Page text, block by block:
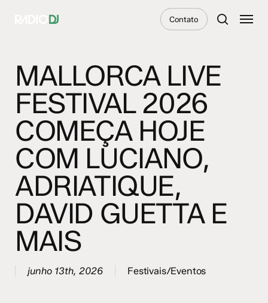
Contato
search
Menu
MALLORCA LIVE
FESTIVAL 2026
COMEÇA HOJE
COM LUCIANO,
ADRIATIQUE,
DAVID GUETTA E
MAIS
junho 13th, 2026 Festivais/Eventos